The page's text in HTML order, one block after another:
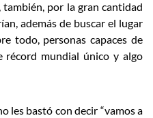
por la gran cantidad
además de buscar el lugar
todo, personas capaces de
récord mundial único y algo
les bastó con decir “vamos a